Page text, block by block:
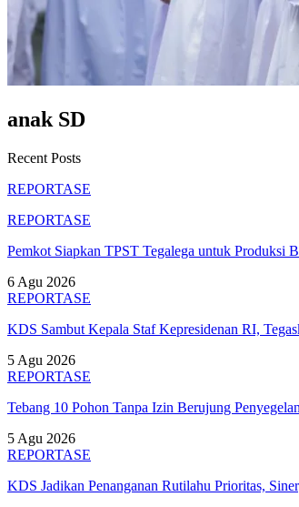
anak SD
Recent Posts
REPORTASE
REPORTASE
Pemkot Siapkan TPST Tegalega untuk Produksi
6 Agu 2026
REPORTASE
KDS Sambut Kepala Staf Kepresidenan RI,
5 Agu 2026
REPORTASE
Tebang 10 Pohon Tanpa Izin Berujung
5 Agu 2026
REPORTASE
KDS Jadikan Penanganan Rutilahu Prioritas,